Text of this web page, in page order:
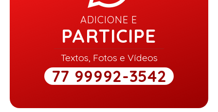
ADICIONE E
PARTICIPE
Textos, Fotos e Vídeos
77 99992-3542